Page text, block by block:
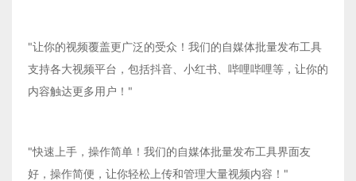
"让你的视频覆盖更广泛的受众！我们的自媒体批量发布工具
支持各大视频平台，包括抖音、小红书、哔哩哔哩等，让你的
内容触达更多用户！"
"快速上手，操作简单！我们的自媒体批量发布工具界面友
好，操作简便，让你轻松上传和管理大量视频内容！"